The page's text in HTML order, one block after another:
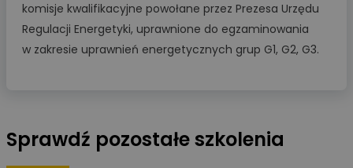
komisje kwalifikacyjne powołane przez Prezesa Urzędu
Regulacji Energetyki, uprawnione do egzaminowania
w zakresie uprawnień energetycznych grup G1, G2, G3.
Sprawdź pozostałe szkolenia